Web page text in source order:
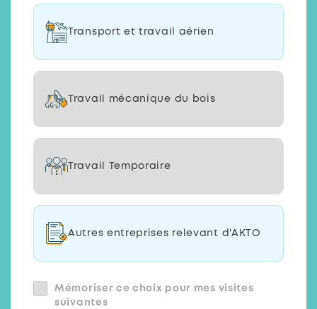
Transport et travail aérien
Travail mécanique du bois
Travail Temporaire
Autres entreprises relevant d'AKTO
Mémoriser ce choix pour mes visites
suivantes